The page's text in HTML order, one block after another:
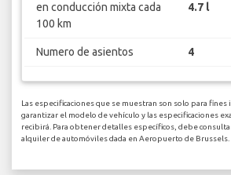
en conducción mixta cada
100 km
4.7 l
Numero de asientos 4
Las especificaciones que se muestran son solo para
garantizar el modelo de vehículo y las especificaciones
recibirá. Para obtener detalles específicos, debe
alquiler de automóviles dada en Aeropuerto de Brussels.